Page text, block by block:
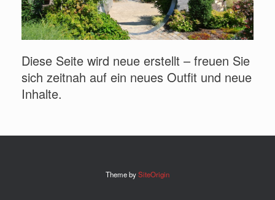
Diese Seite wird neue erstellt – freuen Sie
sich zeitnah auf ein neues Outfit und neue
Inhalte.
Theme bySiteOrigin